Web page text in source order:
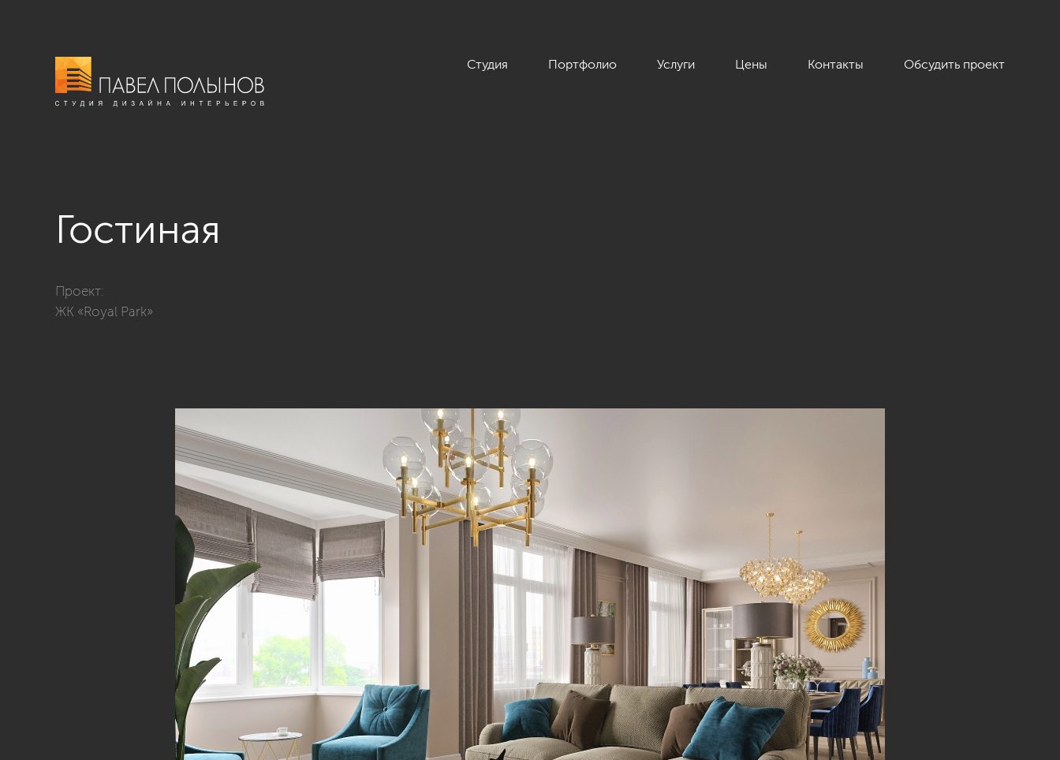
Студия Портфолио Услуги Цены Контакты Обсудить проект
Гостиная
Проект:
ЖК «Royal Park»